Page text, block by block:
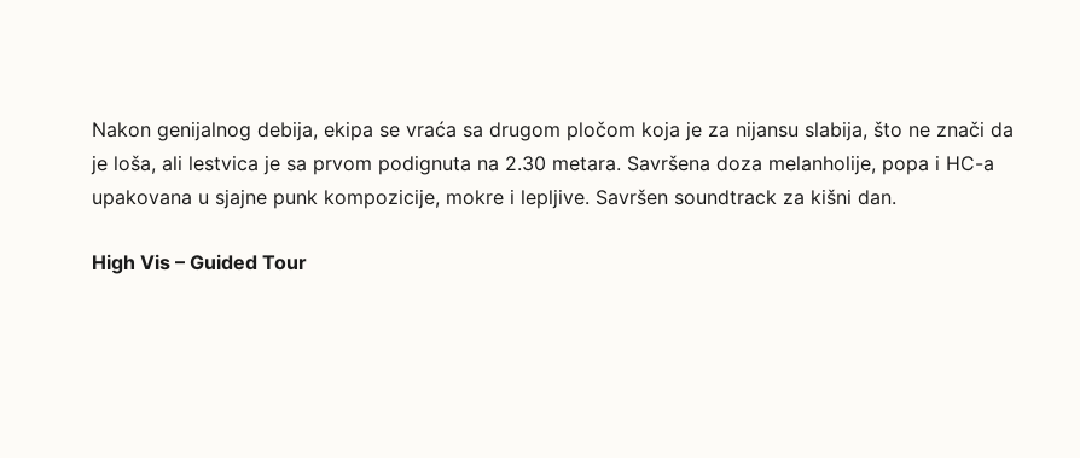
Nakon genijalnog debija, ekipa se vraća sa drugom pločom koja je za nijansu slabija, što ne znači da
je loša, ali lestvica je sa prvom podignuta na 2.30 metara. Savršena doza melanholije, popa i HC-a
upakovana u sjajne punk kompozicije, mokre i lepljive. Savršen soundtrack za kišni dan.
High Vis – Guided Tour